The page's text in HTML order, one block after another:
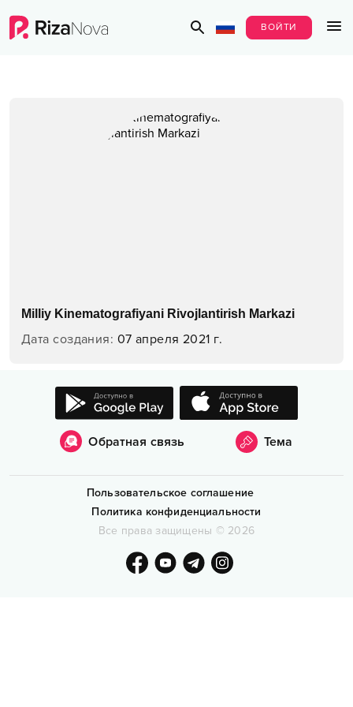
ВОЙТИ
Milliy Kinematografiyani Rivojlantirish Markazi
Дата создания: 07 апреля 2021 г.
Обратная связь Тема
Пользовательское соглашение
Политика конфиденциальности
Все права защищены © 2026